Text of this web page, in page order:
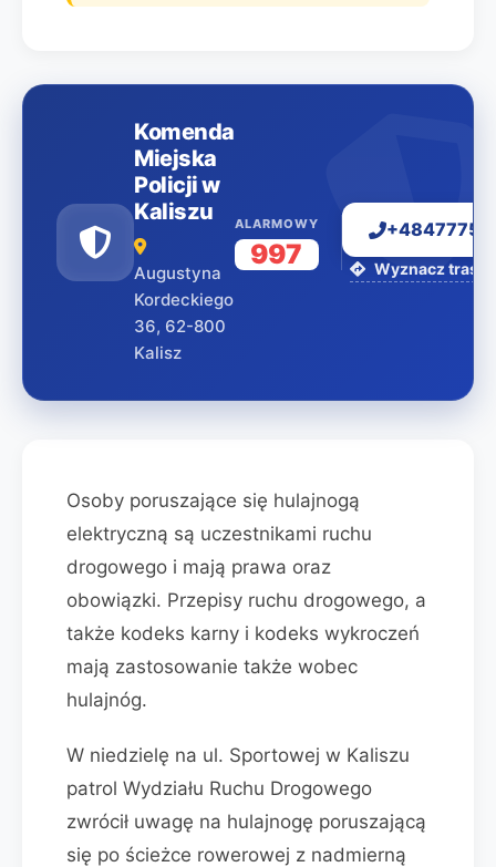
Komenda
Miejska
Policji w
Kaliszu
Augustyna
Kordeckiego
36, 62-800
Kalisz
ALARMOWY
997 Wyznacz trasę
Osoby poruszające się hulajnogą
elektryczną są uczestnikami ruchu
drogowego i mają prawa oraz
obowiązki. Przepisy ruchu drogowego, a
także kodeks karny i kodeks wykroczeń
mają zastosowanie także wobec
hulajnóg.
W niedzielę na ul. Sportowej w Kaliszu
patrol Wydziału Ruchu Drogowego
zwrócił uwagę na hulajnogę poruszającą
się po ścieżce rowerowej z nadmierną